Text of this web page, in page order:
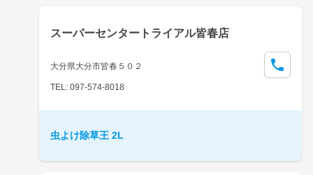
スーパーセンタートライアル皆春店
大分県大分市皆春５０２
TEL: 097-574-8018
虫よけ除草王 2L